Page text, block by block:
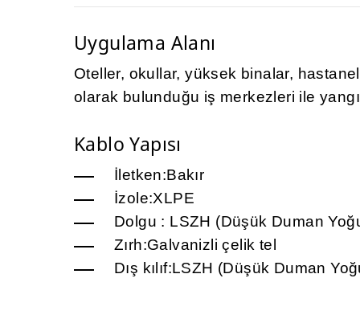
Uygulama Alanı
Oteller, okullar, yüksek binalar,
olarak bulunduğu iş merkezleri ile
Kablo Yapısı
İletken:Bakır
İzole:XLPE
Dolgu : LSZH (Düşük Duman
Zırh:Galvanizli çelik tel
Dış kılıf:LSZH (Düşük Duman